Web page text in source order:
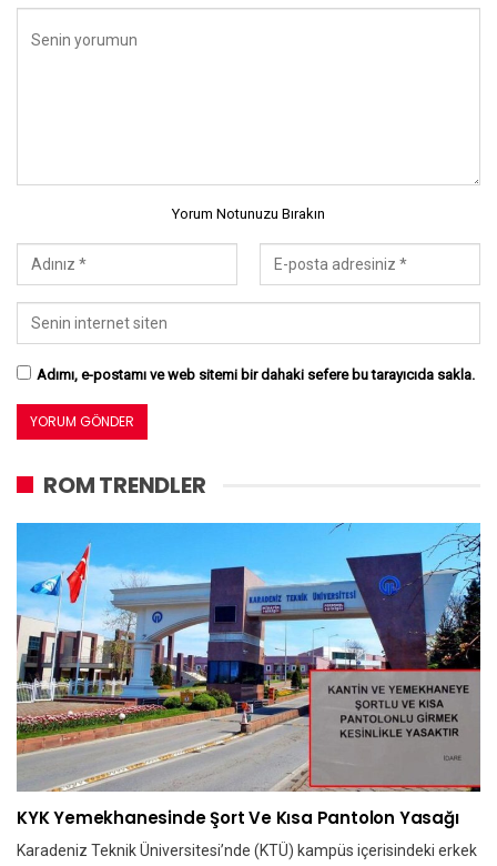
Yorum Notunuzu Bırakın
Adımı, e-postamı ve web sitemi bir dahaki sefere bu tarayıcıda sakla.
ROM TRENDLER
KYK Yemekhanesinde Şort Ve Kısa Pantolon Yasağı
Karadeniz Teknik Üniversitesi’nde (KTÜ) kampüs içerisindeki erkek